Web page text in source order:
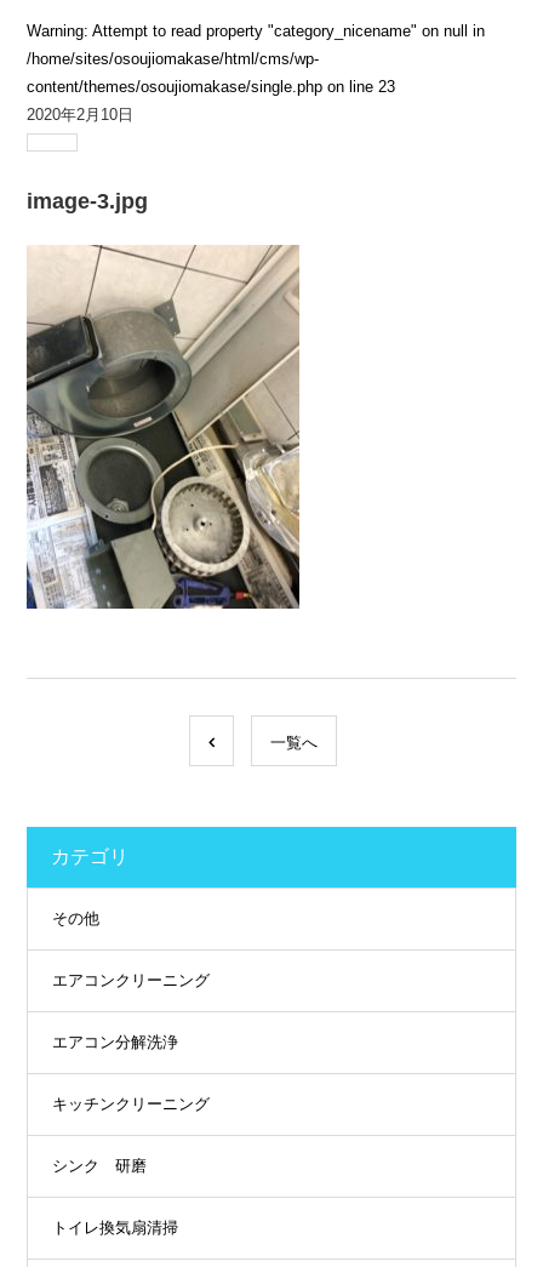
Warning: Attempt to read property "category_nicename" on null in
/home/sites/osoujiomakase/html/cms/wp-
content/themes/osoujiomakase/single.php on line 23
2020年2月10日
image-3.jpg
一覧へ
カテゴリ
その他
エアコンクリーニング
エアコン分解洗浄
キッチンクリーニング
シンク 研磨
トイレ換気扇清掃